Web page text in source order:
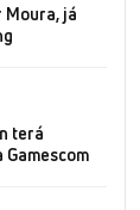
Moura, já
terá